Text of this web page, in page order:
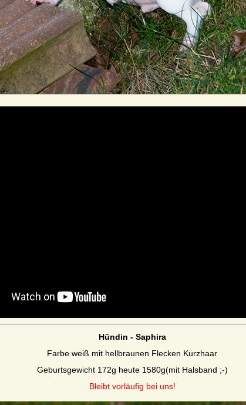
Hündin - Saphira
Farbe weiß mit hellbraunen Flecken Kurzhaar
Geburtsgewicht 172g heute 1580g(mit Halsband ;-)
Bleibt vorläufig bei uns!